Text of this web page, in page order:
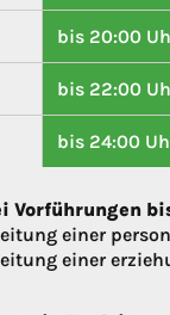
bis 20:00
bis 22:00
bis 24:00
Vorführungen
einer
einer